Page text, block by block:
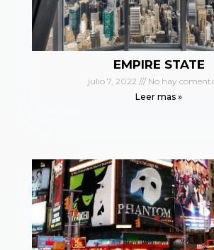
EMPIRE STATE
julio 7, 2022
No hay
Leer mas »